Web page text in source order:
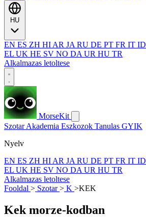
EN ES ZH HI AR JA RU DE PT FR IT ID
EL UK HE SV NO DA UR HU TR
Alkalmazas letoltese
MorseKit
SzotarAkademia Eszkozok Tanulas GYIK
Nyelv
EN ES ZH HI AR JA RU DE PT FR IT ID
EL UK HE SV NO DA UR HU TR
Alkalmazas letoltese
Fooldal > Szotar> K >KEK
Kek morze-kodban